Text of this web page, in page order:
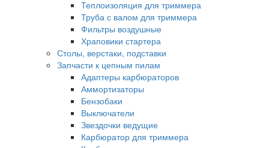
Теплоизоляция для триммера
Труба с валом для триммера
Фильтры воздушные
Храповики стартера
Столы, верстаки, подставки
Запчасти к цепным пилам
Адаптеры карбюраторов
Аммортизаторы
Бензобаки
Выключатели
Звездочки ведущие
Карбюратор для триммера